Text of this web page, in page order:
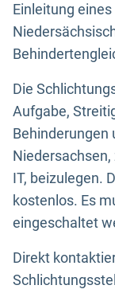
Einleitung
Die
Aufgabe,
Behinderungen
IT, beizulegen.
kostenlos. Es
eingeschaltet
Direkt